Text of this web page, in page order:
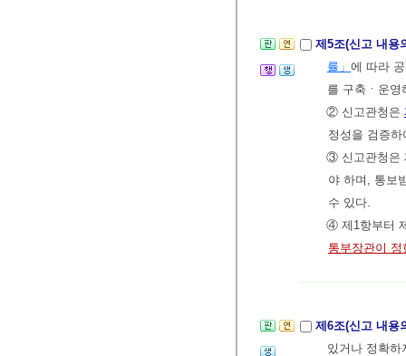
제5조(신고 내용
률」 에 따라
를 구축ㆍ운
② 신고관청은
정성을 검증
③ 신고관청은
야 하며, 통보
수 있다.
④ 제1항부터
통부장관이 정
제6조(신고 내용
있거나 정확